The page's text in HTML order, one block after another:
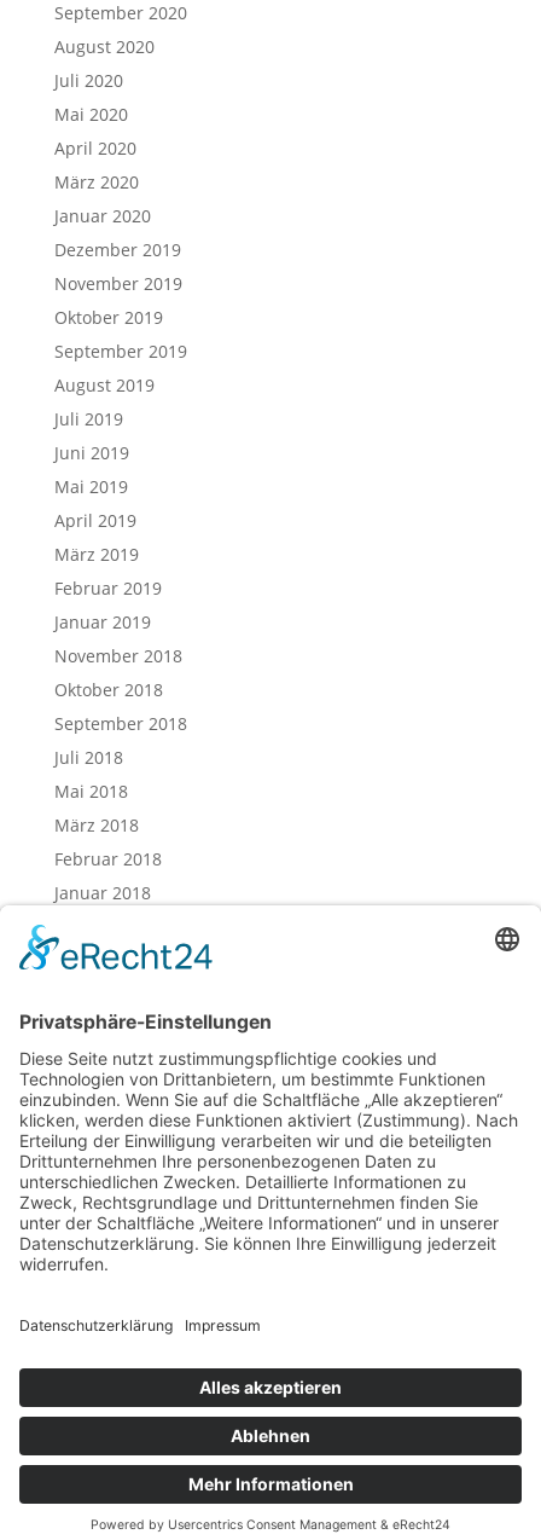
September 2020
August 2020
Juli 2020
Mai 2020
April 2020
März 2020
Januar 2020
Dezember 2019
November 2019
Oktober 2019
September 2019
August 2019
Juli 2019
Juni 2019
Mai 2019
April 2019
März 2019
Februar 2019
Januar 2019
November 2018
Oktober 2018
September 2018
Juli 2018
Mai 2018
März 2018
Februar 2018
Januar 2018
November 2017
August 2017
Juli 2017
Juni 2017
Mai 2017
April 2017
März 2017
Februar 2017
Cookie-Einstellungen
Sitemap
Förderer / Partner
Anfahrt
© Lotsennetzwerk ≡Webdesign & SEO
schneider.media